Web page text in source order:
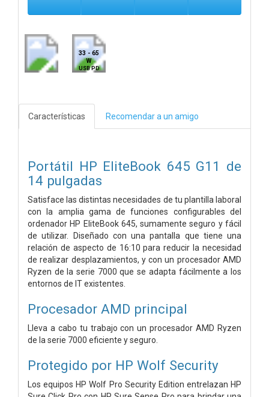
33 - 65
W
USB PD
Características Recomendar a un amigo
Portátil HP EliteBook 645 G11 de
14 pulgadas
Satisface las distintas necesidades de tu plantilla laboral
con la amplia gama de funciones configurables del
ordenador HP EliteBook 645, sumamente seguro y fácil
de utilizar. Diseñado con una pantalla que tiene una
relación de aspecto de 16:10 para reducir la necesidad
de realizar desplazamientos, y con un procesador AMD
Ryzen de la serie 7000 que se adapta fácilmente a los
entornos de IT existentes.
Procesador AMD principal
Lleva a cabo tu trabajo con un procesador AMD Ryzen
de la serie 7000 eficiente y seguro.
Protegido por HP Wolf Security
Los equipos HP Wolf Pro Security Edition entrelazan HP